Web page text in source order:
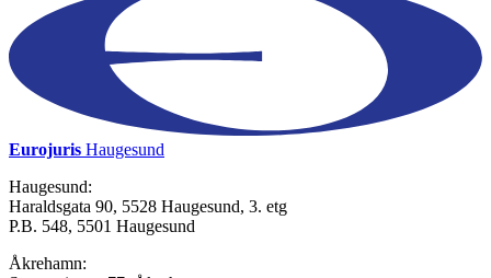
Eurojuris Haugesund
Haugesund:
Haraldsgata 90, 5528 Haugesund, 3. etg
P.B. 548, 5501 Haugesund
Åkrehamn: